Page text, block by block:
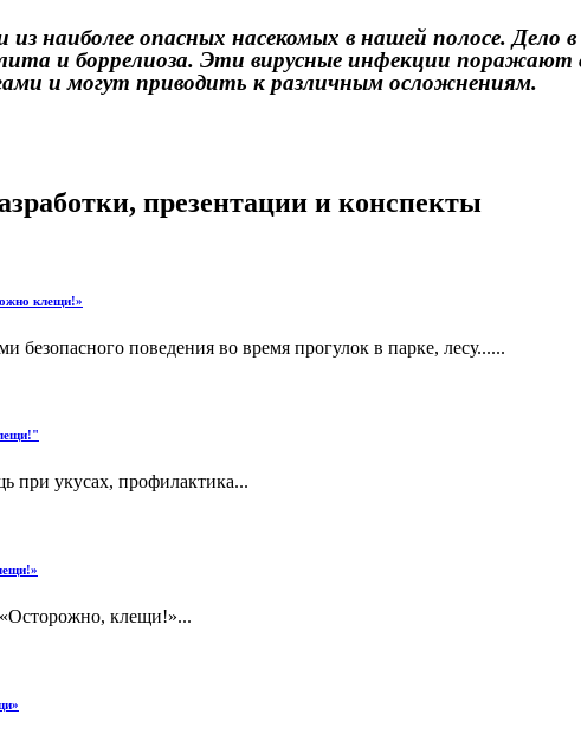
наиболее опасных насекомых в нашей полосе.
и боррелиоза. Эти вирусные инфекции
и могут приводить к различным осложнениям.
презентации и конспекты
клещи!»
безопасного поведения во время прогулок в парке, лесу......
при укусах, профилактика...
клещи!»...